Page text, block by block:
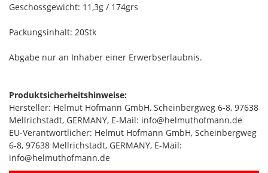
Geschossgewicht: 11,3g / 174grs
Packungsinhalt: 20Stk
Abgabe nur an Inhaber einer Erwerbserlaubnis.
Produktsicherheitshinweise:
Hersteller: Helmut Hofmann GmbH, Scheinbergweg 6-8, 97638
Mellrichstadt, GERMANY, E-Mail: info@helmuthofmann.de
EU-Verantwortlicher: Helmut Hofmann GmbH, Scheinbergweg
6-8, 97638 Mellrichstadt, GERMANY, E-Mail:
info@helmuthofmann.de